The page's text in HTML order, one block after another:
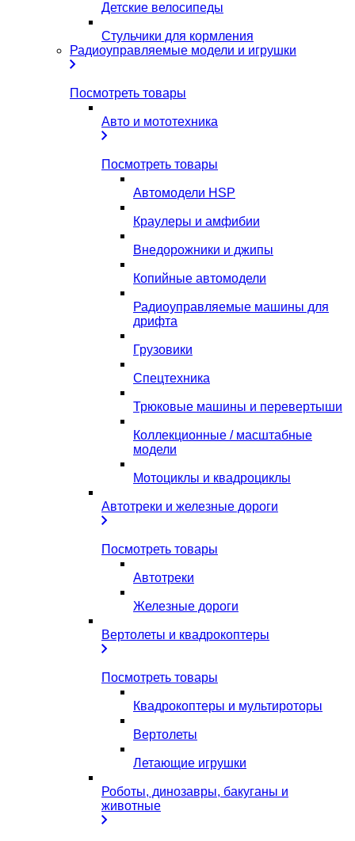
Детские велосипеды
Стульчики для кормления
Радиоуправляемые модели и игрушки
Посмотреть товары
Авто и мототехника
Посмотреть товары
Автомодели HSP
Краулеры и амфибии
Внедорожники и джипы
Копийные автомодели
Радиоуправляемые машины для
дрифта
Грузовики
Спецтехника
Трюковые машины и перевертыши
Коллекционные / масштабные
модели
Мотоциклы и квадроциклы
Автотреки и железные дороги
Посмотреть товары
Автотреки
Железные дороги
Вертолеты и квадрокоптеры
Посмотреть товары
Квадрокоптеры и мультироторы
Вертолеты
Летающие игрушки
Роботы, динозавры, бакуганы и
животные